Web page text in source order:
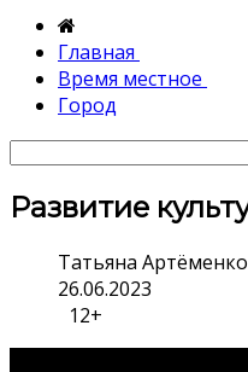
Главная
Время местное
Город
Развитие
Татьяна Артёменко
26.06.2023
12+